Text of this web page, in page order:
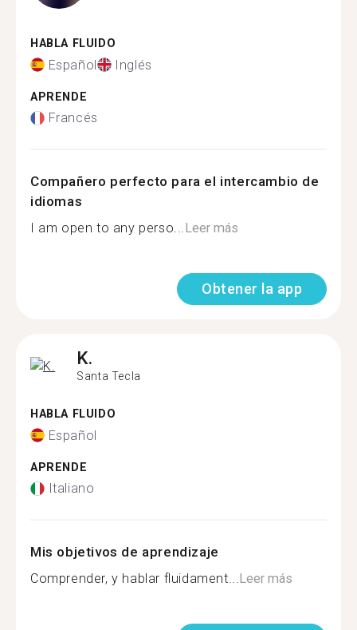
HABLA FLUIDO
Español Inglés
APRENDE
Francés
Compañero perfecto para el intercambio de
idiomas
I am open to any perso...Leer más
Obtener la app
K.
Santa Tecla
HABLA FLUIDO
Español
APRENDE
Italiano
Mis objetivos de aprendizaje
Comprender, y hablar fluidament...Leer más